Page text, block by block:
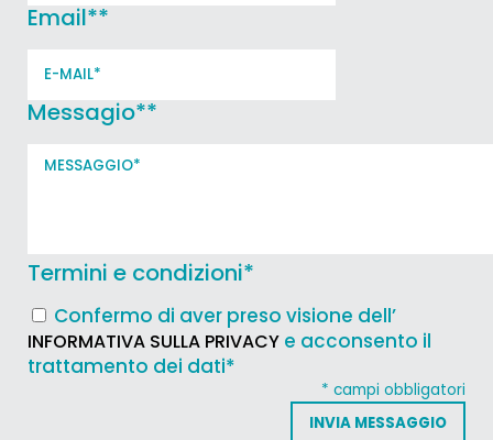
Email**
Messagio**
Termini e condizioni*
Confermo di aver preso visione dell’
INFORMATIVA SULLA PRIVACY e acconsento il
trattamento dei dati*
* campi obbligatori